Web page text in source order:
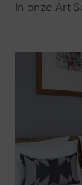
In onze Art